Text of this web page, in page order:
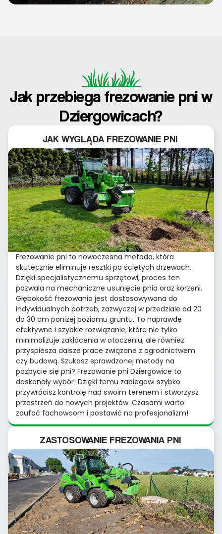
Jak przebiega frezowanie pni w
Dziergowicach?
JAK WYGLĄDA FREZOWANIE PNI
Frezowanie pni to nowoczesna metoda, która
skutecznie eliminuje resztki po ściętych drzewach.
Dzięki specjalistycznemu sprzętowi, proces ten
pozwala na mechaniczne usunięcie pnia oraz korzeni.
Głębokość frezowania jest dostosowywana do
indywidualnych potrzeb, zazwyczaj w przedziale od 20
do 30 cm poniżej poziomu gruntu. To naprawdę
efektywne i szybkie rozwiązanie, które nie tylko
minimalizuje zakłócenia w otoczeniu, ale również
przyspiesza dalsze prace związane z ogrodnictwem
czy budową. Szukasz sprawdzonej metody na
pozbycie się pni? Frezowanie pni Dziergowice to
doskonały wybór! Dzięki temu zabiegowi szybko
przywrócisz kontrolę nad swoim terenem i stworzysz
przestrzeń do nowych projektów. Czasami warto
zaufać fachowcom i postawić na profesjonalizm!
ZASTOSOWANIE FREZOWANIA PNI